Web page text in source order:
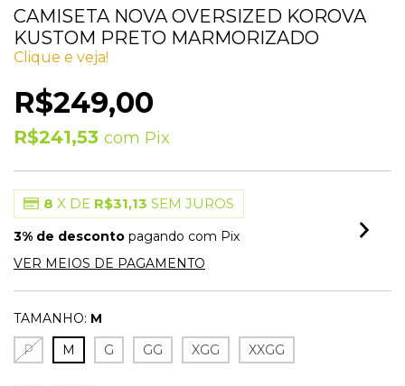
CAMISETA NOVA OVERSIZED KOROVA
KUSTOM PRETO MARMORIZADO
Clique e veja!
R$249,00
R$241,53 com Pix
8 X DE R$31,13 SEM JUROS
3% de desconto pagando com Pix
VER MEIOS DE PAGAMENTO
TAMANHO: M
P
M G GG XGG XXGG